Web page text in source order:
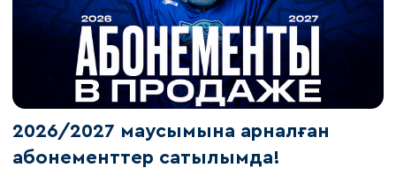
2026/2027 маусымына арналған
абонементтер сатылымда!